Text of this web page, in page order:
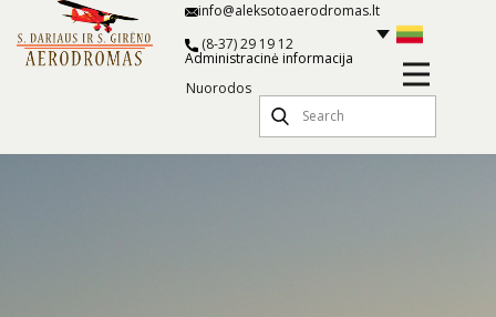
(8-37) 29 19 12
info@aleksotoaerodromas.lt
Nuorodos
Administracinė informacija